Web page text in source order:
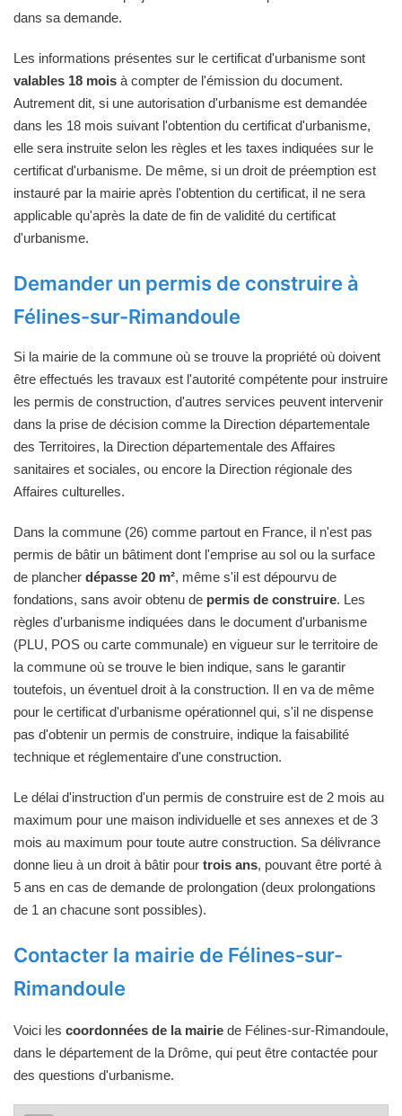
dans sa demande.
Les informations présentes sur le certificat d'urbanisme sont
valables 18 mois à compter de l'émission du document.
Autrement dit, si une autorisation d'urbanisme est demandée
dans les 18 mois suivant l'obtention du certificat d'urbanisme,
elle sera instruite selon les règles et les taxes indiquées sur le
certificat d'urbanisme. De même, si un droit de préemption est
instauré par la mairie après l'obtention du certificat, il ne sera
applicable qu'après la date de fin de validité du certificat
d'urbanisme.
Demander un permis de construire à
Félines-sur-Rimandoule
Si la mairie de la commune où se trouve la propriété où doivent
être effectués les travaux est l'autorité compétente pour instruire
les permis de construction, d'autres services peuvent intervenir
dans la prise de décision comme la Direction départementale
des Territoires, la Direction départementale des Affaires
sanitaires et sociales, ou encore la Direction régionale des
Affaires culturelles.
Dans la commune (26) comme partout en France, il n'est pas
permis de bâtir un bâtiment dont l'emprise au sol ou la surface
de plancher dépasse 20 m², même s'il est dépourvu de
fondations, sans avoir obtenu de permis de construire. Les
règles d'urbanisme indiquées dans le document d'urbanisme
(PLU, POS ou carte communale) en vigueur sur le territoire de
la commune où se trouve le bien indique, sans le garantir
toutefois, un éventuel droit à la construction. Il en va de même
pour le certificat d'urbanisme opérationnel qui, s'il ne dispense
pas d'obtenir un permis de construire, indique la faisabilité
technique et réglementaire d'une construction.
Le délai d'instruction d'un permis de construire est de 2 mois au
maximum pour une maison individuelle et ses annexes et de 3
mois au maximum pour toute autre construction. Sa délivrance
donne lieu à un droit à bâtir pour trois ans, pouvant être porté à
5 ans en cas de demande de prolongation (deux prolongations
de 1 an chacune sont possibles).
Contacter la mairie de Félines-sur-
Rimandoule
Voici les coordonnées de la mairie de Félines-sur-Rimandoule,
dans le département de la Drôme, qui peut être contactée pour
des questions d'urbanisme.